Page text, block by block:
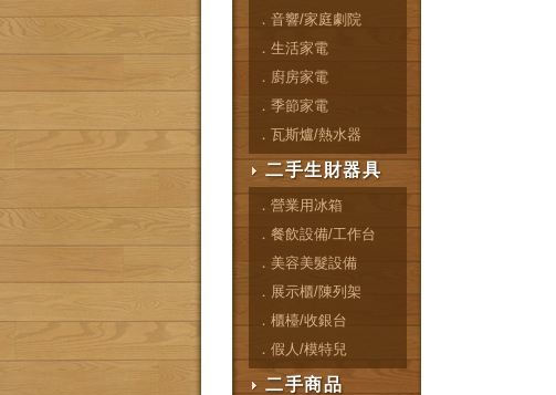
．音響/家庭劇院
．生活家電
．廚房家電
．季節家電
．瓦斯爐/熱水器
二手生財器具
．營業用冰箱
．餐飲設備/工作台
．美容美髮設備
．展示櫃/陳列架
．櫃檯/收銀台
．假人/模特兒
二手商品